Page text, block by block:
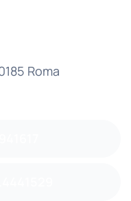
Roma